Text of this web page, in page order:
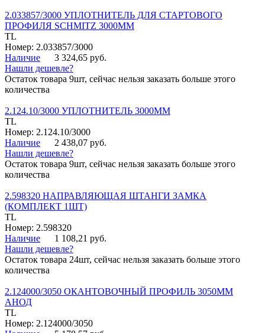
2.033857/3000 УПЛОТНИТЕЛЬ ДЛЯ СТАРТОВОГО
ПРОФИЛЯ SCHMITZ 3000ММ
TL
Номер: 2.033857/3000
Наличие
3 324,65 руб.
Нашли дешевле?
Остаток товара 9шт, сейчас нельзя заказать больше этого
количества
2.124.10/3000 УПЛОТНИТЕЛЬ 3000ММ
TL
Номер: 2.124.10/3000
Наличие
2 438,07 руб.
Нашли дешевле?
Остаток товара 9шт, сейчас нельзя заказать больше этого
количества
2.598320 НАПРАВЛЯЮЩАЯ ШТАНГИ ЗАМКА
(КОМПЛЕКТ 1ШТ)
TL
Номер: 2.598320
Наличие
1 108,21 руб.
Нашли дешевле?
Остаток товара 24шт, сейчас нельзя заказать больше этого
количества
2.124000/3050 ОКАНТОВОЧНЫЙ ПРОФИЛЬ 3050ММ
АНОД
TL
Номер: 2.124000/3050